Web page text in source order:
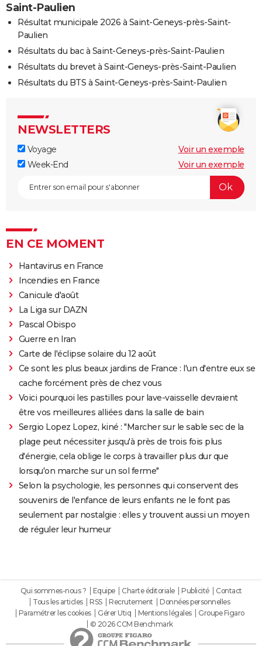
Saint-Paulien
Résultat municipale 2026 à Saint-Geneys-près-Saint-
Paulien
Résultats du bac à Saint-Geneys-près-Saint-Paulien
Résultats du brevet à Saint-Geneys-près-Saint-Paulien
Résultats du BTS à Saint-Geneys-près-Saint-Paulien
NEWSLETTERS
Voyage
Voir un exemple
Week-End
Voir un exemple
EN CE MOMENT
Hantavirus en France
Incendies en France
Canicule d'août
La Liga sur DAZN
Pascal Obispo
Guerre en Iran
Carte de l'éclipse solaire du 12 août
Ce sont les plus beaux jardins de France : l'un d'entre eux se
cache forcément près de chez vous
Voici pourquoi les pastilles pour lave-vaisselle devraient
être vos meilleures alliées dans la salle de bain
Sergio Lopez Lopez, kiné : "Marcher sur le sable sec de la
plage peut nécessiter jusqu'à près de trois fois plus
d'énergie, cela oblige le corps à travailler plus dur que
lorsqu'on marche sur un sol ferme"
Selon la psychologie, les personnes qui conservent des
souvenirs de l'enfance de leurs enfants ne le font pas
seulement par nostalgie : elles y trouvent aussi un moyen
de réguler leur humeur
Qui sommes-nous ? Equipe Charte éditoriale Publicité
Contact
Tous les articles
RSS Recrutement
Données personnelles
Paramétrer les cookies
Gérer Utiq Mentions légales
Groupe Figaro
© 2026 CCM Benchmark